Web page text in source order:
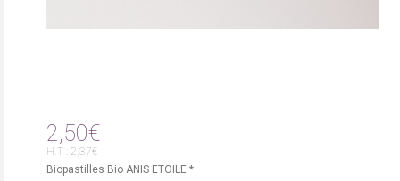
2,50€
H.T : 2,37€
Biopastilles Bio ANIS ETOILE *